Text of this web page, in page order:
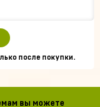
после покупки.
вы можете